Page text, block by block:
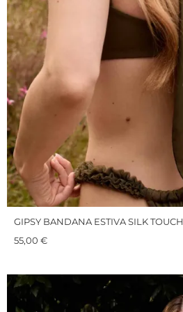
GIPSY BANDANA ESTIVA SILK TOUCH
55,00 €